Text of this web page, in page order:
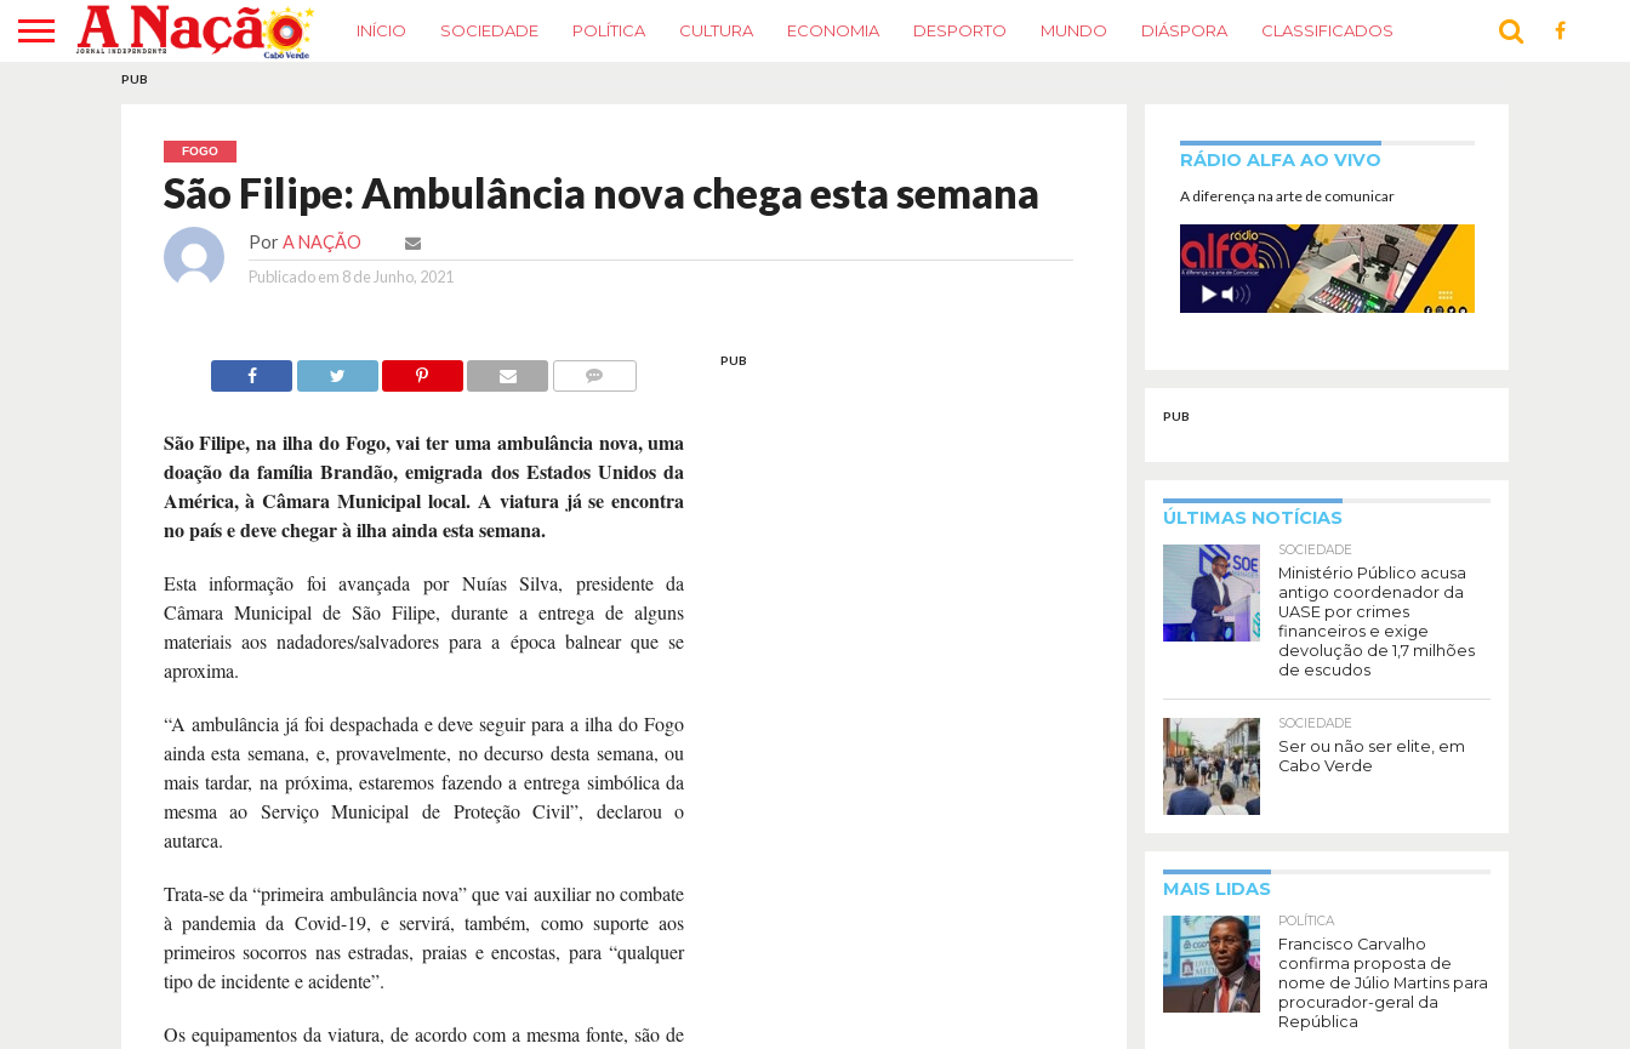
INÍCIO SOCIEDADE POLÍTICA CULTURA ECONOMIA DESPORTO MUNDO DIÁSPORA CLASSIFICADOS
PUB
FOGO
São Filipe: Ambulância nova chega esta semana
Por A NAÇÃO
Publicado em 8 de Junho, 2021
São Filipe, na ilha do Fogo, vai ter uma ambulância nova, uma
doação da família Brandão, emigrada dos Estados Unidos da
América, à Câmara Municipal local. A viatura já se encontra
no país e deve chegar à ilha ainda esta semana.
Esta informação foi avançada por Nuías Silva, presidente da
Câmara Municipal de São Filipe, durante a entrega de alguns
materiais aos nadadores/salvadores para a época balnear que se
aproxima.
“A ambulância já foi despachada e deve seguir para a ilha do Fogo
ainda esta semana, e, provavelmente, no decurso desta semana, ou
mais tardar, na próxima, estaremos fazendo a entrega simbólica da
mesma ao Serviço Municipal de Proteção Civil”, declarou o
autarca.
Trata-se da “primeira ambulância nova” que vai auxiliar no combate
à pandemia da Covid-19, e servirá, também, como suporte aos
primeiros socorros nas estradas, praias e encostas, para “qualquer
tipo de incidente e acidente”.
Os equipamentos da viatura, de acordo com a mesma fonte, são de
PUB
RÁDIO ALFA AO VIVO
A diferença na arte de comunicar
PUB
ÚLTIMAS NOTÍCIAS
SOCIEDADE
Ministério Público acusa
antigo coordenador da
UASE por crimes
financeiros e exige
devolução de 1,7 milhões
de escudos
SOCIEDADE
Ser ou não ser elite, em
Cabo Verde
MAIS LIDAS
POLÍTICA
Francisco Carvalho
confirma proposta de
nome de Júlio Martins para
procurador-geral da
República